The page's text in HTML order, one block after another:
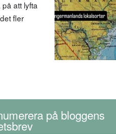
att lyfta
fler
på bloggens